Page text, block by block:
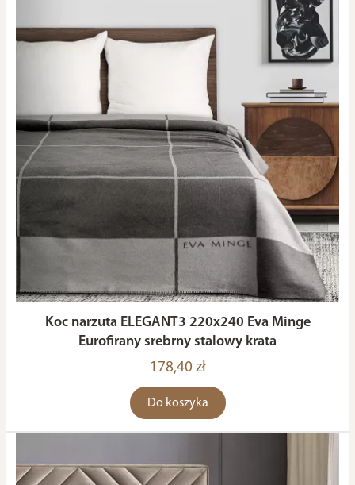
Koc narzuta ELEGANT3 220x240 Eva Minge
Eurofirany srebrny stalowy krata
178,40 zł
Do koszyka